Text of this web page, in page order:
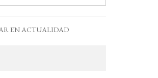
EN ACTUALIDAD